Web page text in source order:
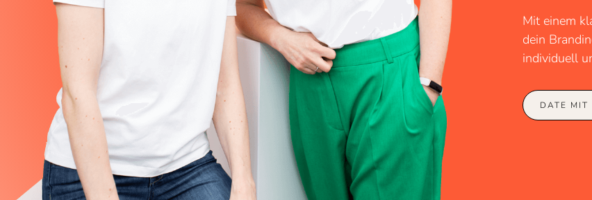
Mit einem
dein
individuell
DATE MIT